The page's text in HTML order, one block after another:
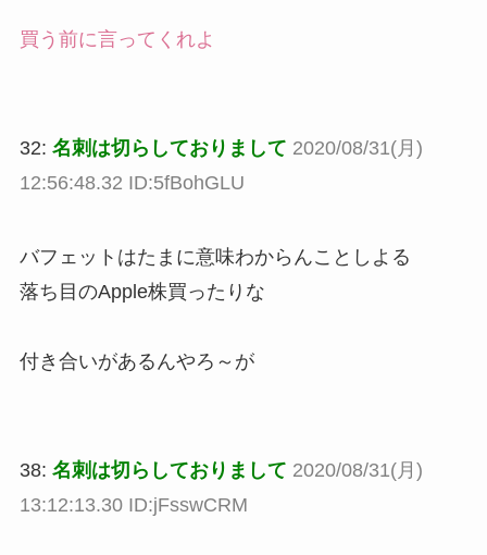
買う前に言ってくれよ
32: 名刺は切らしておりまして 2020/08/31(月)
12:56:48.32 ID:5fBohGLU
バフェットはたまに意味わからんことしよる
落ち目のApple株買ったりな
付き合いがあるんやろ～が
38: 名刺は切らしておりまして 2020/08/31(月)
13:12:13.30 ID:jFsswCRM